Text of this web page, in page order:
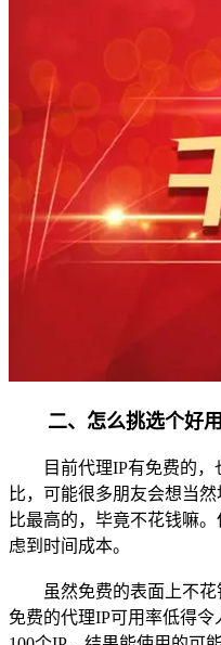
二、怎么挑选个好用
目前代理IP有免费的，
比，可能很多朋友会想当
比最高的，毕竟不花钱嘛
虑到时间成本。
虽然免费的表面上不花
免费的代理IP可用率低得